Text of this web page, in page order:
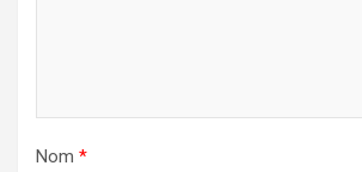
Nom *